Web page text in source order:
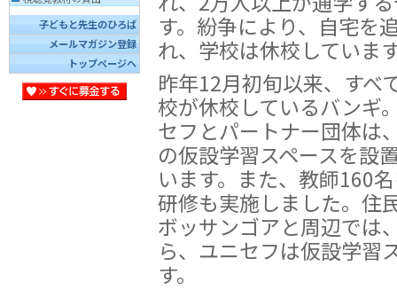
子どもと先生のひろば
メールマガジン登録
トップページへ
す。紛争により、自宅を
れ、学校は休校していま
昨年12月初旬以来、すべ
校が休校しているバンギ
セフとパートナー団体は
の仮設学習スペースを設
います。また、教師160
研修も実施しました。住
ボッサンゴアと周辺では
ら、ユニセフは仮設学習
す。